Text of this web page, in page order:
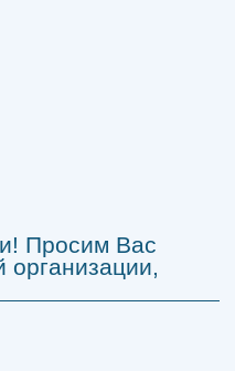
Просим Вас
организации,